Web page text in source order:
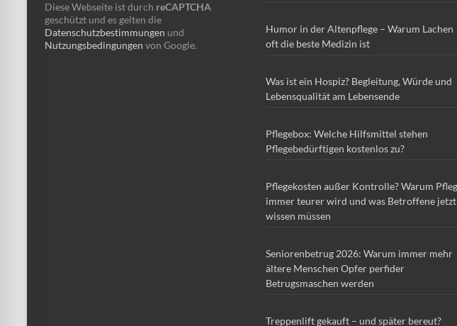
Diese Webseite ist durch reCAPTCHA
geschützt und es gelten die
Datenschutzbestimmungen und
Nutzungsbedingungen von Google.
Humor in der Altenpflege – Warum Lachen
oft die beste Medizin ist
Was ist ein Hospiz? Begleitung, Würde und
Lebensqualität am Lebensende
Pflegebox: Welche Hilfsmittel stehen
Pflegebedürftigen kostenlos zu?
Pflegekosten außer Kontrolle? Warum
immer teurer wird und was Betroffene jetzt
wissen müssen
Seniorenbetrug 2026: Warum immer mehr
ältere Menschen Opfer perfider
Betrugsmaschen werden
Treppenlift gekauft – und später bereut?